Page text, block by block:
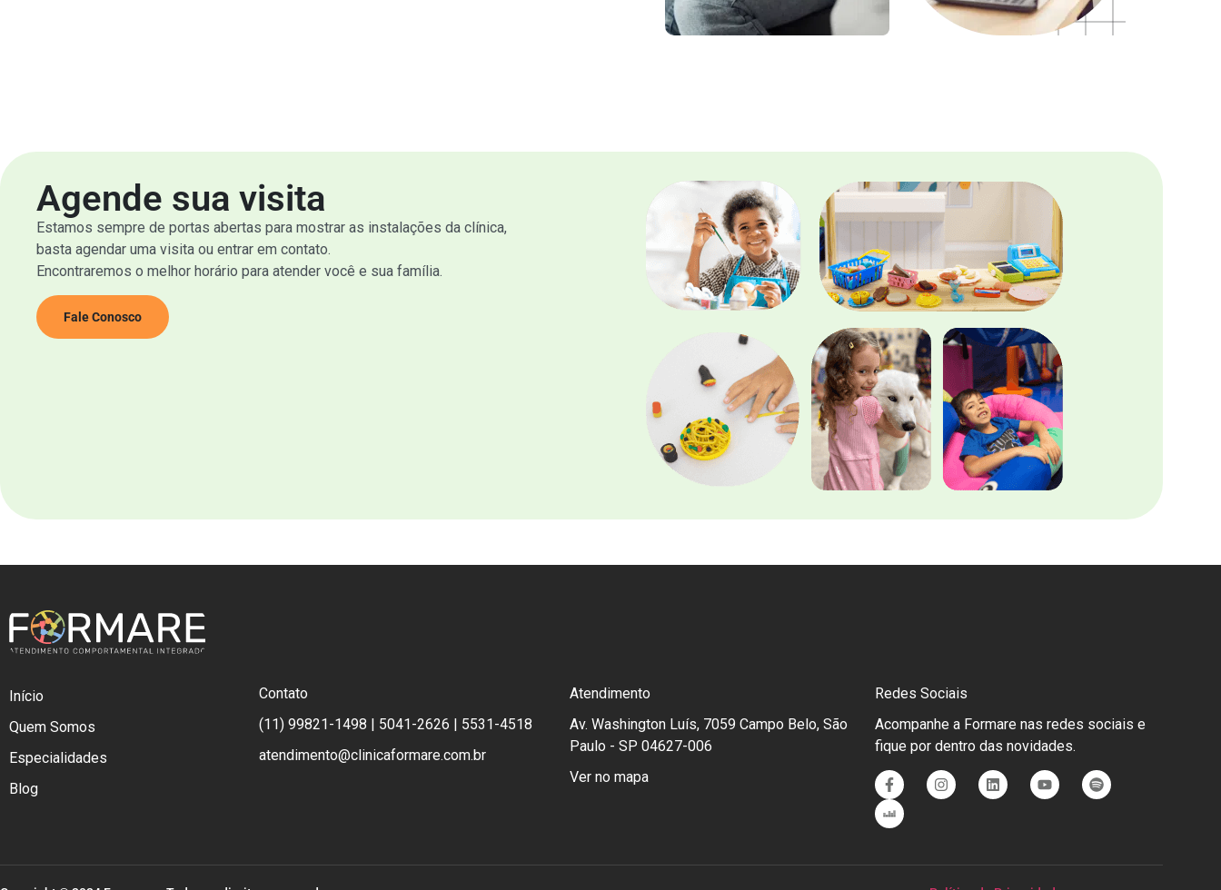
Agende sua visita
Estamos sempre de portas abertas para mostrar as instalações da clínica,
basta agendar uma visita ou entrar em contato.
Encontraremos o melhor horário para atender você e sua família.
Fale Conosco
Início
Quem Somos
Especialidades
Blog
Contato
(11) 99821-1498 | 5041-2626 | 5531-4518
atendimento@clinicaformare.com.br
Atendimento
Av. Washington Luís, 7059 Campo Belo, São
Paulo - SP 04627-006
Ver no mapa
Redes Sociais
Acompanhe a Formare nas redes sociais e
fique por dentro das novidades.